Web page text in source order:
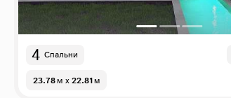
4 Спальни
23.78м x 22.81м